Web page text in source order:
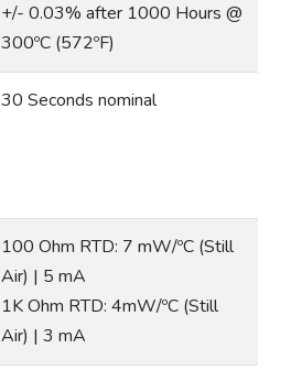
+/- 0.03% after 1000 Hours @
300ºC (572ºF)
30 Seconds nominal
100 Ohm RTD: 7 mW/ºC (Still
Air) | 5 mA
1K Ohm RTD: 4mW/ºC (Still
Air) | 3 mA